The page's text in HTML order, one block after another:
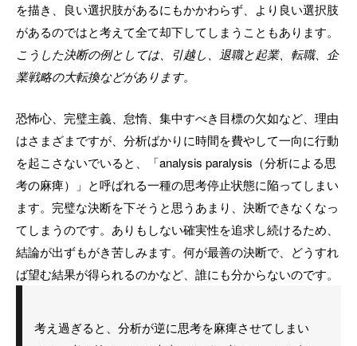
を描き、良い選択肢があるにもかかわらず、より良い選択肢
があるのではと考えて全て却下してしまうこともあります。
こうした決断の例としては、引越し、退職と起業、転職、企
業戦略の大転換などがあります。
恐怖心、完璧主義、怠惰、集中すべき目標の欠如など、理由
はさまざまですが、分析ばかりに時間を費やして一向に行動
を起こさないでいると、「analysis paralysis（分析による思
考の麻痺）」と呼ばれる一種の思考停止状態に陥ってしまい
ます。完璧な決断を下そうと思うあまり、決断できなくなっ
てしまうのです。ありもしない確実性を追求し続けるため、
結論が出ずもがき苦しみます。何が最善の決断で、どうすれ
ば望む結果が得られるのかなど、誰にも分からないのです。
考え過ぎると、分析が逆に思考を麻痺させてしまい